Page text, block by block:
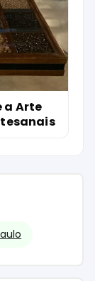
a Arte